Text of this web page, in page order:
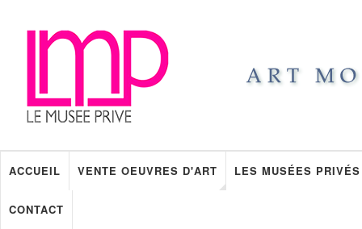
ACCUEIL VENTE OEUVRES D'ART LES MUSÉES PRIVÉS
CONTACT